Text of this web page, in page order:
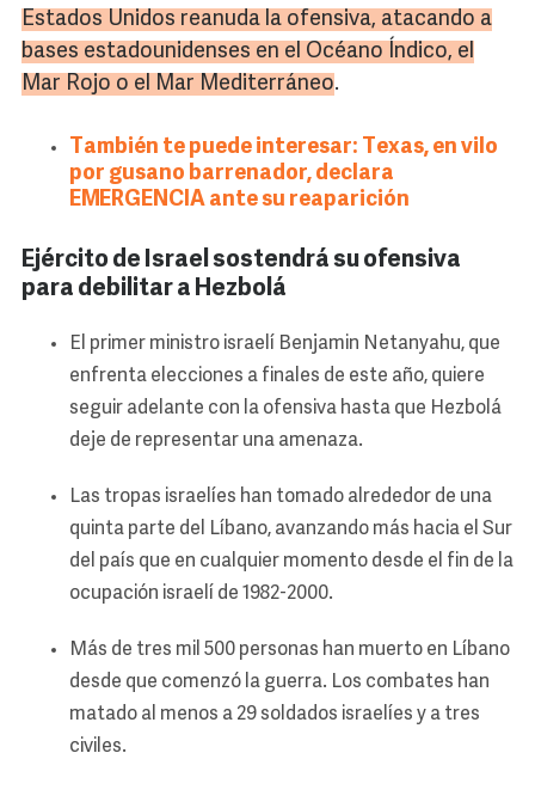
Estados Unidos reanuda la ofensiva, atacando a
bases estadounidenses en el Océano Índico, el
Mar Rojo o el Mar Mediterráneo.
También te puede interesar: Texas, en vilo
por gusano barrenador, declara
EMERGENCIA ante su reaparición
Ejército de Israel sostendrá su ofensiva
para debilitar a Hezbolá
El primer ministro israelí Benjamin Netanyahu, que
enfrenta elecciones a finales de este año, quiere
seguir adelante con la ofensiva hasta que Hezbolá
deje de representar una amenaza.
Las tropas israelíes han tomado alrededor de una
quinta parte del Líbano, avanzando más hacia el Sur
del país que en cualquier momento desde el fin de la
ocupación israelí de 1982-2000.
Más de tres mil 500 personas han muerto en Líbano
desde que comenzó la guerra. Los combates han
matado al menos a 29 soldados israelíes y a tres
civiles.